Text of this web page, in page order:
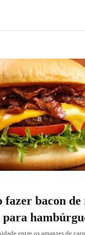
fazer bacon de
para
entre os amantes de